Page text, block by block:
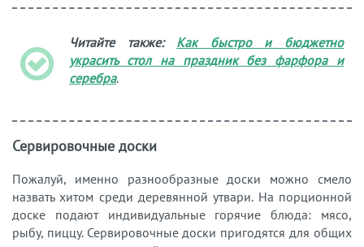
Читайте также:
Как быстро и бюджетно
украсить стол на праздник без фарфора и
серебра.
Сервировочные доски
Пожалуй, именно разнообразные доски можно смело
назвать хитом среди деревянной утвари. На порционной
доске подают индивидуальные горячие блюда: мясо,
рыбу, пиццу. Сервировочные доски пригодятся для общих